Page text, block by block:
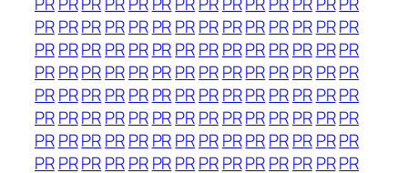
PRPRPRPRPR PRPRPRPRPRPRPR PRPR
PRPRPRPRPR PRPRPRPRPRPRPR PRPR
PRPRPRPRPR PRPRPRPRPRPRPR PRPR
PRPRPRPRPR PRPRPRPRPRPRPR PRPR
PRPRPRPRPR PRPRPRPRPRPRPR PRPR
PRPRPRPRPR PRPRPRPRPRPRPR PRPR
PRPRPRPRPR PRPRPRPRPRPRPR PRPR